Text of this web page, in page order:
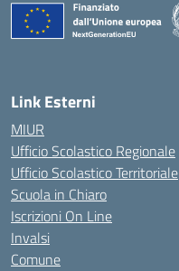
Link Esterni
MIUR
Ufficio Scolastico Regionale
Ufficio Scolastico Territoriale
Scuola in Chiaro
Iscrizioni On Line
Invalsi
Comune